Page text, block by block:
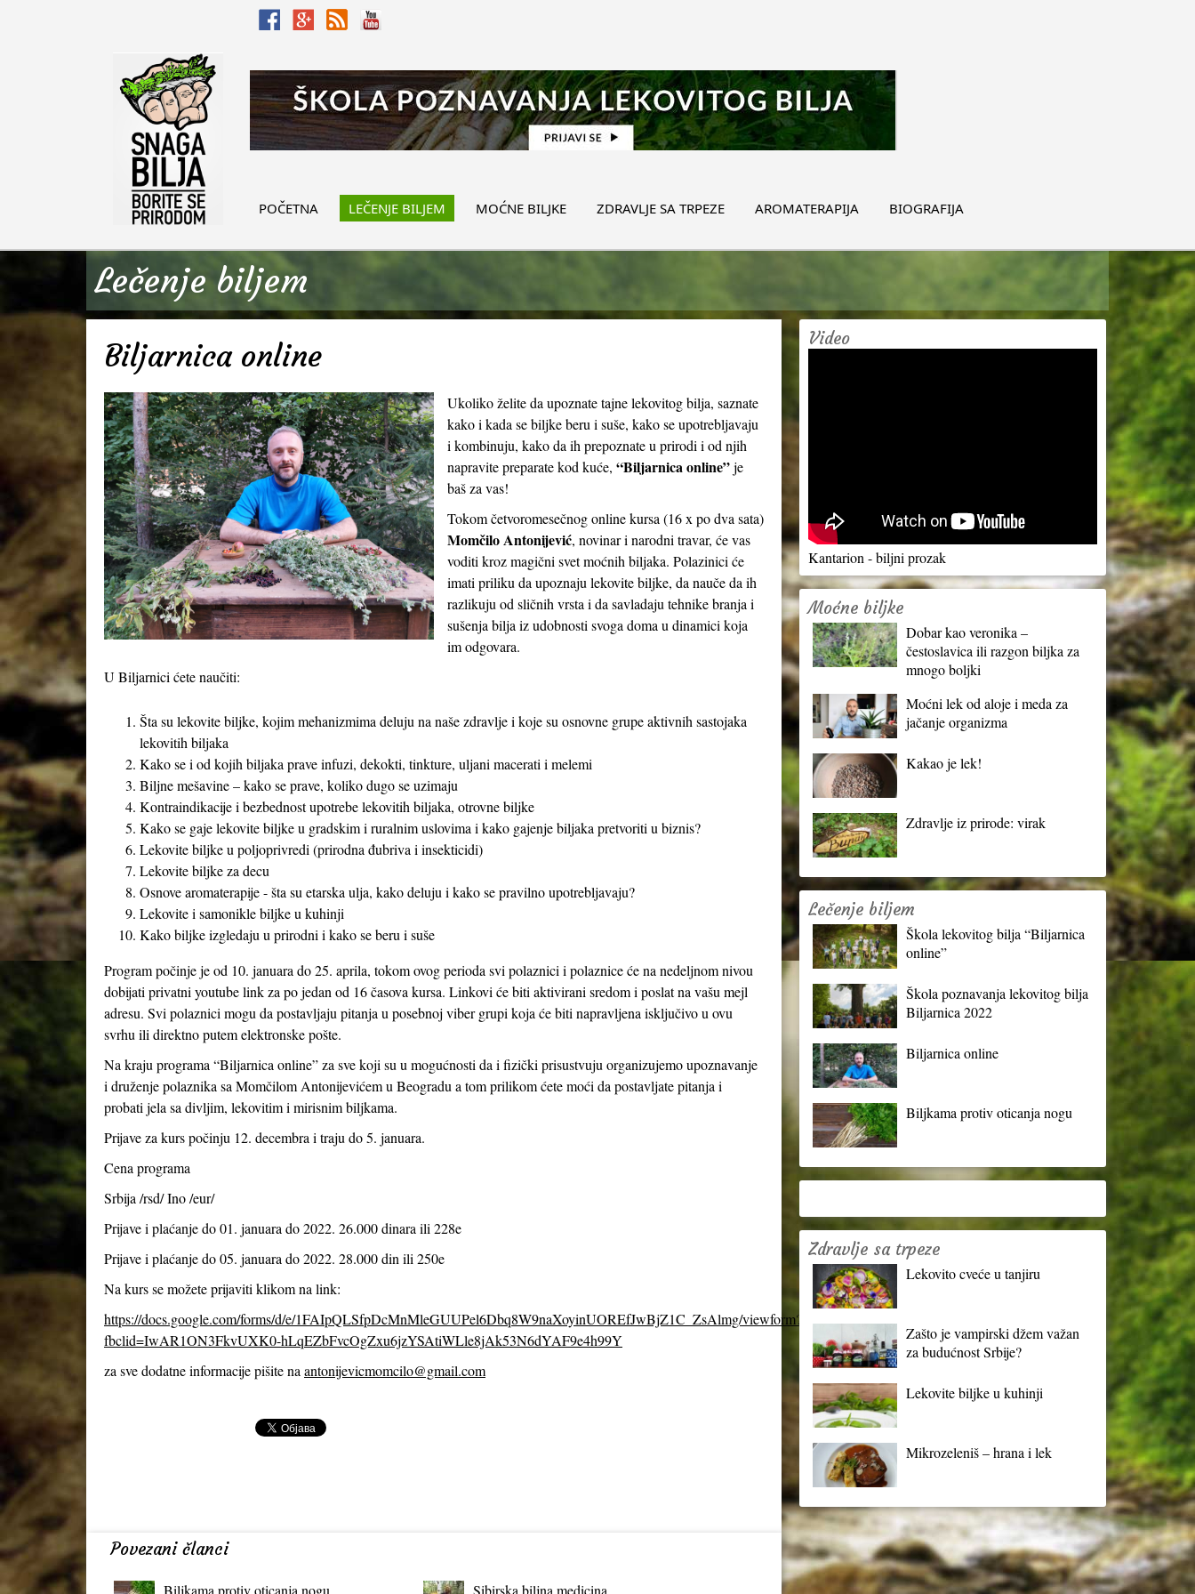
POČETNA LEČENJE BILJEM MOĆNE BILJKE ZDRAVLJE SA TRPEZE AROMATERAPIJA BIOGRAFIJA
Lečenje biljem
Biljarnica online
Ukoliko želite da upoznate tajne lekovitog bilja, saznate
kako i kada se biljke beru i suše, kako se upotrebljavaju
i kombinuju, kako da ih prepoznate u prirodi i od njih
napravite preparate kod kuće, “Biljarnica online”je
baš za vas!
Tokom četvoromesečnog online kursa (16 x po dva sata)
Momčilo Antonijević, novinar i narodni travar, će vas
voditi kroz magični svet moćnih biljaka. Polazinici će
imati priliku da upoznaju lekovite biljke, da nauče da ih
razlikuju od sličnih vrsta i da savladaju tehnike branja i
sušenja bilja iz udobnosti svoga doma u dinamici koja
im odgovara.
U Biljarnici ćete naučiti:
Šta su lekovite biljke, kojim mehanizmima deluju na naše zdravlje i koje su osnovne grupe aktivnih sastojaka
lekovitih biljaka
Kako se i od kojih biljaka prave infuzi, dekokti, tinkture, uljani macerati i melemi
Biljne mešavine – kako se prave, koliko dugo se uzimaju
Kontraindikacije i bezbednost upotrebe lekovitih biljaka, otrovne biljke
Kako se gaje lekovite biljke u gradskim i ruralnim uslovima i kako gajenje biljaka pretvoriti u biznis?
Lekovite biljke u poljoprivredi (prirodna đubriva i insekticidi)
Lekovite biljke za decu
Osnove aromaterapije - šta su etarska ulja, kako deluju i kako se pravilno upotrebljavaju?
Lekovite i samonikle biljke u kuhinji
Kako biljke izgledaju u prirodni i kako se beru i suše
Program počinje je od 10. januara do 25. aprila, tokom ovog perioda svi polaznici i polaznice će na nedeljnom nivou
dobijati privatni youtube link za po jedan od 16 časova kursa. Linkovi će biti aktivirani sredom i poslat na vašu mejl
adresu. Svi polaznici mogu da postavljaju pitanja u posebnoj viber grupi koja će biti napravljena isključivo u ovu
svrhu ili direktno putem elektronske pošte.
Na kraju programa “Biljarnica online” za sve koji su u mogućnosti da i fizički prisustvuju organizujemo upoznavanje
i druženje polaznika sa Momčilom Antonijevićem u Beogradu a tom prilikom ćete moći da postavljate pitanja i
probati jela sa divljim, lekovitim i mirisnim biljkama.
Prijave za kurs počinju 12. decembra i traju do 5. januara.
Cena programa
Srbija /rsd/ Ino /eur/
Prijave i plaćanje do 01. januara do 2022. 26.000 dinara ili 228e
Prijave i plaćanje do 05. januara do 2022. 28.000 din ili 250e
Na kurs se možete prijaviti klikom na link:
https://docs.google.com/forms/d/e/1FAIpQLSfpDcMnMleGUUPel6Dbq8W9naXoyinUOREfJwBjZ1C_ZsAlmg/viewform?
fbclid=IwAR1ON3FkvUXK0-hLqEZbFvcOgZxu6jzYSAtiWLle8jAk53N6dYAF9e4h99Y
za sve dodatne informacije pišite na antonijevicmomcilo@gmail.com
Povezani članci
Biljkama protiv oticanja nogu Sibirska biljna medicina
Video
Kantarion - biljni prozak
Moćne biljke
Dobar kao veronika –
čestoslavica ili razgon biljka za
mnogo boljki
Moćni lek od aloje i meda za
jačanje organizma
Kakao je lek!
Zdravlje iz prirode: virak
Lečenje biljem
Škola lekovitog bilja “Biljarnica
online”
Škola poznavanja lekovitog bilja
Biljarnica 2022
Biljarnica online
Biljkama protiv oticanja nogu
Zdravlje sa trpeze
Lekovito cveće u tanjiru
Zašto je vampirski džem važan
za budućnost Srbije?
Lekovite biljke u kuhinji
Mikrozeleniš – hrana i lek